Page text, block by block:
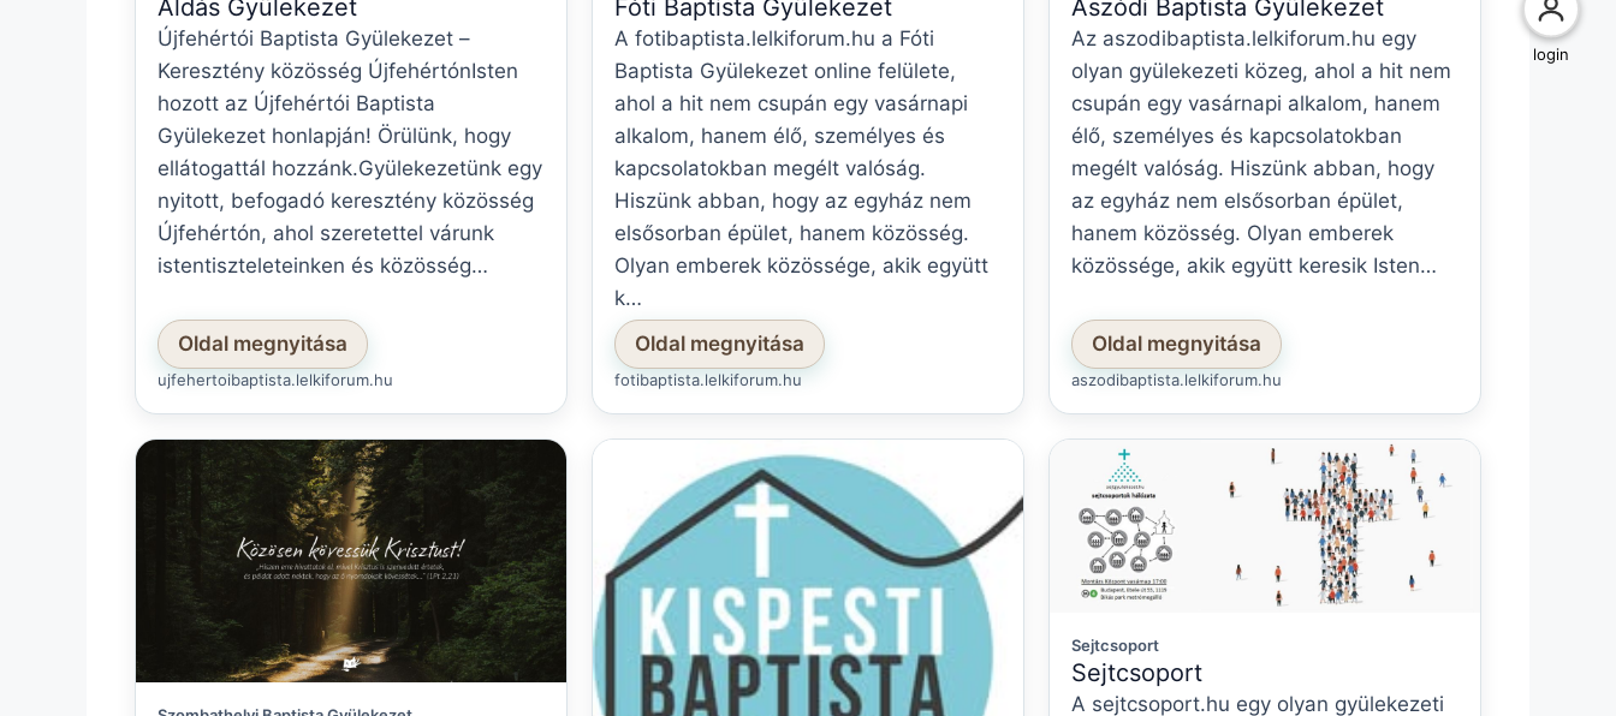
Áldás Gyülekezet
Újfehértói Baptista Gyülekezet –
Keresztény közösség ÚjfehértónIsten
hozott az Újfehértói Baptista
Gyülekezet honlapján! Örülünk, hogy
ellátogattál hozzánk.Gyülekezetünk egy
nyitott, befogadó keresztény közösség
Újfehértón, ahol szeretettel várunk
istentiszteleteinken és közösség…
Oldal megnyitása
ujfehertoibaptista.lelkiforum.hu
Fóti Baptista Gyülekezet
A fotibaptista.lelkiforum.hu a Fóti
Baptista Gyülekezet online felülete,
ahol a hit nem csupán egy vasárnapi
alkalom, hanem élő, személyes és
kapcsolatokban megélt valóság.
Hiszünk abban, hogy az egyház nem
elsősorban épület, hanem közösség.
Olyan emberek közössége, akik együtt
k…
Oldal megnyitása
fotibaptista.lelkiforum.hu
Aszódi Baptista Gyülekezet
Az aszodibaptista.lelkiforum.hu egy
olyan gyülekezeti közeg, ahol a hit nem
csupán egy vasárnapi alkalom, hanem
élő, személyes és kapcsolatokban
megélt valóság. Hiszünk abban, hogy
az egyház nem elsősorban épület,
hanem közösség. Olyan emberek
közössége, akik együtt keresik Isten…
Oldal megnyitása
aszodibaptista.lelkiforum.hu
Sejtcsoport
Sejtcsoport
A sejtcsoport.hu egy olyan gyülekezeti
login